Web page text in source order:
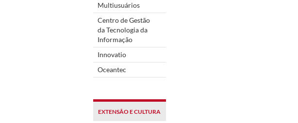
Multiusuários
Centro de Gestão
da Tecnologia da
Informação
Innovatio
Oceantec
EXTENSÃO E CULTURA